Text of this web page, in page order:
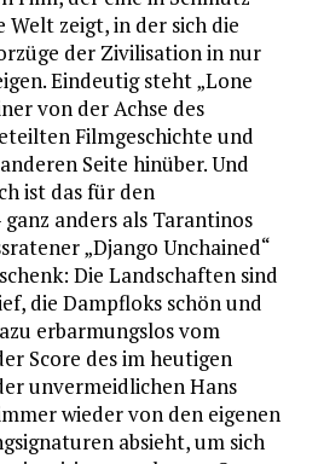
zeigt, in der sich die
der Zivilisation in nur
Eindeutig steht „Lone
von der Achse des
Filmgeschichte und
Seite hinüber. Und
ist das für den
anders als Tarantinos
„Django Unchained“
Die Landschaften sind
die Dampfloks schön und
erbarmungslos vom
Score des im heutigen
unvermeidlichen Hans
wieder von den eigenen
absieht, um sich